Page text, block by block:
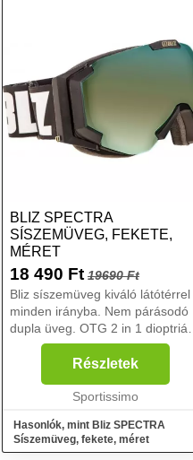
BLIZ SPECTRA
SÍSZEMÜVEG, FEKETE,
MÉRET
18 490 Ft 19690 Ft
Bliz síszemüveg kiváló látótérrel
minden irányba. Nem párásodó
dupla üveg. OTG 2 in 1 dioptriás
szemüveghez is alakítva - azok is
használhatják, akik nem
hordanak dioptriás szemüveget.
Kiválóan illesz...
Részletek
Sportissimo
Hasonlók, mint Bliz SPECTRA
Síszemüveg, fekete, méret